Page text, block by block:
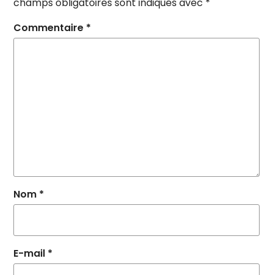
champs obligatoires sont indiqués avec *
Commentaire *
Nom *
E-mail *